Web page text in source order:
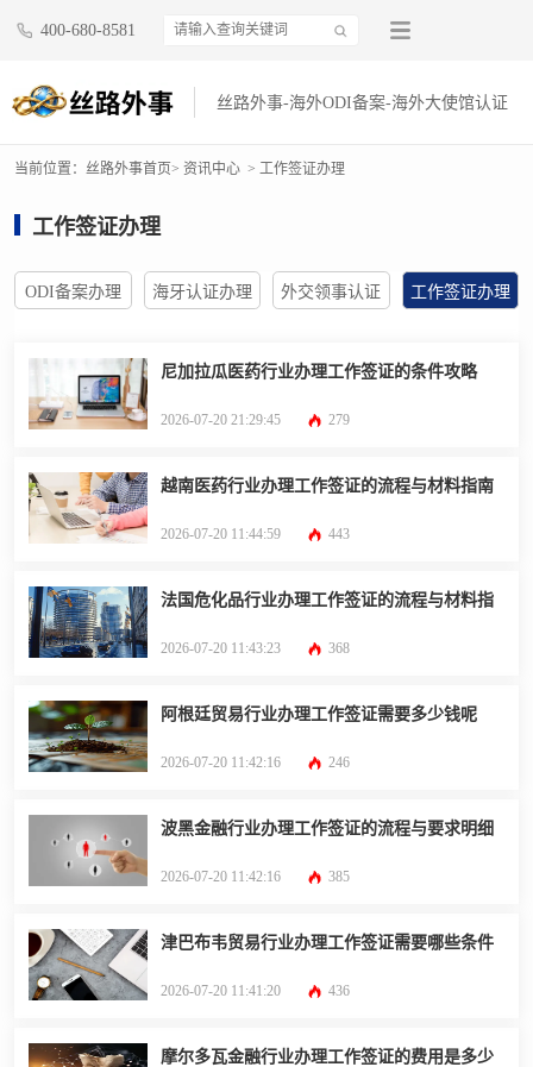
400-680-8581
丝路外事-海外ODI备案-海外大使馆认证
当前位置： 丝路外事首页> 资讯中心 > 工作签证办理
工作签证办理
ODI备案办理 海牙认证办理 外交领事认证 工作签证办理
尼加拉瓜医药行业办理工作签证的条件攻略
2026-07-20 21:29:45 279
越南医药行业办理工作签证的流程与材料指南
2026-07-20 11:44:59 443
法国危化品行业办理工作签证的流程与材料指
2026-07-20 11:43:23 368
阿根廷贸易行业办理工作签证需要多少钱呢
2026-07-20 11:42:16 246
波黑金融行业办理工作签证的流程与要求明细
2026-07-20 11:42:16 385
津巴布韦贸易行业办理工作签证需要哪些条件
2026-07-20 11:41:20 436
摩尔多瓦金融行业办理工作签证的费用是多少